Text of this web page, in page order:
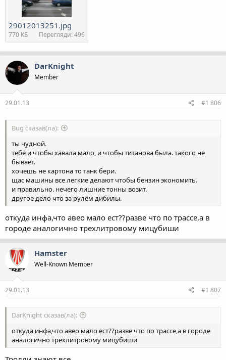
29012013251.jpg
770 КБ Перегляди: 496
DarKnight
Member
29.01.13 #1 806
Bug сказав(ла):
ты чудной.
тебе и чтобы хавала мало, и чтобы титанова была. такого не
бывает.
хочешь не картона то танк бери.
щас машины все легкие делают чтобы бензин экономить.
и правильно. нечего лишние тонны возит.
другое дело что за рулём дибилы.
откуда инфа,что авео мало ест??разве что по трассе,а в
городе аналогично трехлитровому мицубиши
Hamster
Well-Known Member
29.01.13 #1 807
DarKnight сказав(ла):
откуда инфа,что авео мало ест??разве что по трассе,а в городе
аналогично трехлитровому мицубиши